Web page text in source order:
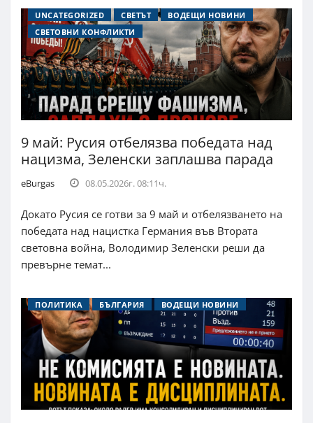
UNCATEGORIZED СВЕТЪТ
ВОДЕЩИ НОВИНИ
СВЕТОВНИ КОНФЛИКТИ
9 май: Русия отбелязва победата над
нацизма, Зеленски заплашва парада
eBurgas 08.05.2026г. 08:11ч.
Докато Русия се готви за 9 май и отбелязването на
победата над нацистка Германия във Втората
световна война, Володимир Зеленски реши да
превърне темат...
ПОЛИТИКА БЪЛГАРИЯ ВОДЕЩИ НОВИНИ